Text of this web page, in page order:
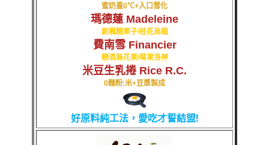
蜜奶蓋0℃+入口雪化
瑪德蓮 Madeleine
創楓糖栗子/桂花烏龍
費南雪 Financier
戀酒無花果/莓果洛神
米豆生乳捲 Rice R.C.
0麵粉:米+豆漿製成
好原料純工法，愛吃才誓結盟!